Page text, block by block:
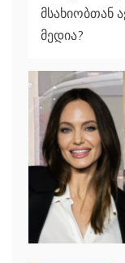
მსახიობთან
მედია?